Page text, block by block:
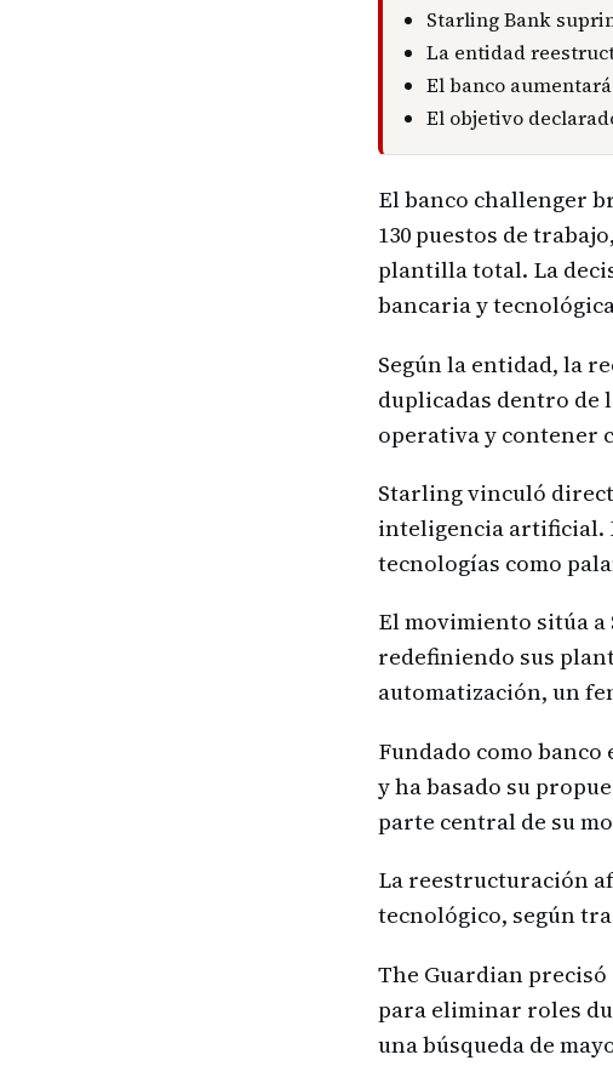
Starling Bank
La entidad
El banco
El objetivo
El banco challenger
130 puestos de
plantilla total. La
bancaria y
Según la entidad, la
duplicadas dentro de
operativa y contener
Starling vinculó
inteligencia artificial.
tecnologías como
El movimiento sitúa
redefiniendo sus
automatización, un
Fundado como
y ha basado su
parte central de su
La reestructuración
tecnológico, según
The Guardian
para eliminar roles
una búsqueda de